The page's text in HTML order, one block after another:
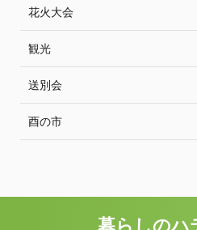
花火大会
観光
送別会
酉の市
暮らしのハ